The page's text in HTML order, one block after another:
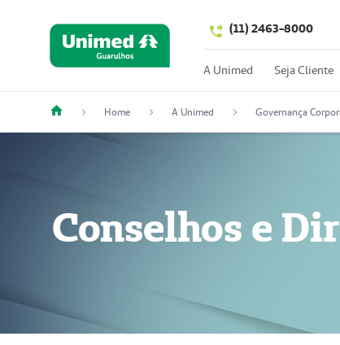
(11) 2463-8000
A Unimed Seja Cliente
Home A Unimed Governança
Conselhos e